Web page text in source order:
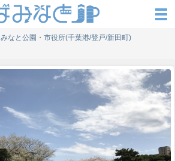
みなと公園・市役所(千葉港/登戸/新田町)